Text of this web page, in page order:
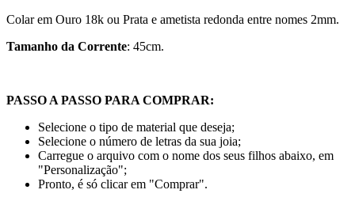
Colar em Ouro 18k ou Prata e ametista redonda entre nomes 2mm.
Tamanho da Corrente: 45cm.
PASSO A PASSO PARA COMPRAR:
Selecione o tipo de material que deseja;
Selecione o número de letras da sua joia;
Carregue o arquivo com o nome dos seus filhos abaixo, em
"Personalização";
Pronto, é só clicar em "Comprar".